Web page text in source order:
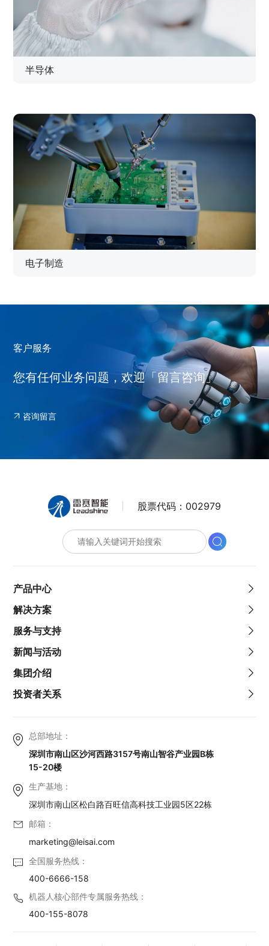
半导体
电子制造
客户服务
您有任何业务问题，欢迎「留言咨询」
咨询留言
股票代码： 002979
总部地址：
深圳市南山区沙河西路3157号南山智谷产业园B栋
15-20楼
生产基地：
深圳市南山区松白路百旺信高科技工业园5区22栋
邮箱：
marketing@leisai.com
全国服务热线：
400-6666-158
机器人核心部件专属服务热线：
400-155-8078
产品中心
解决方案
服务与支持
新闻与活动
集团介绍
投资者关系